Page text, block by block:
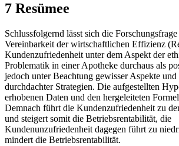
7 Resümee
Schlussfolgernd lässt sich die
Vereinbarkeit der wirtschaftlichen Effizienz
Kundenzufriedenheit unter dem Aspekt der
Problematik in einer Apotheke durchaus als
jedoch unter Beachtung gewisser Aspekte
durchdachter Strategien. Die aufgestellten
erhobenen Daten und den hergeleiteten
Demnach führt die Kundenzufriedenheit zu
und steigert somit die Betriebsrentabilität, die
Kundenunzufriedenheit dagegen führt zu
mindert die Betriebsrentabilität.